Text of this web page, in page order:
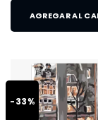
AGREGAR AL
-33%